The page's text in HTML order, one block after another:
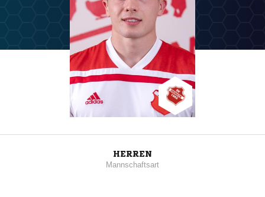
HERREN
Mannschaftsart